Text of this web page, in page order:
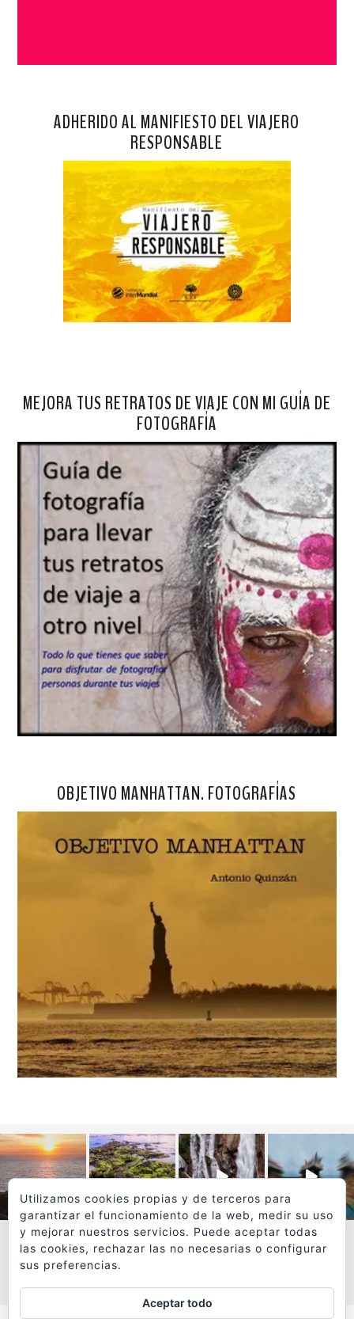
ADHERIDO AL MANIFIESTO DEL VIAJERO
RESPONSABLE
MEJORA TUS RETRATOS DE VIAJE CON MI GUÍA DE
FOTOGRAFÍA
OBJETIVO MANHATTAN. FOTOGRAFÍAS
VER MÁS
Utilizamos cookies propias y de terceros para
garantizar el funcionamiento de la web, medir su uso
y mejorar nuestros servicios. Puede aceptar todas
las cookies, rechazar las no necesarias o configurar
sus preferencias.
Aceptar todo